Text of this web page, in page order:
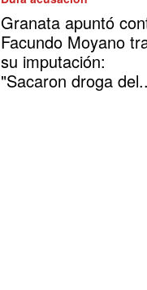
Granata apuntó
Facundo Moyano
su imputación:
"Sacaron droga